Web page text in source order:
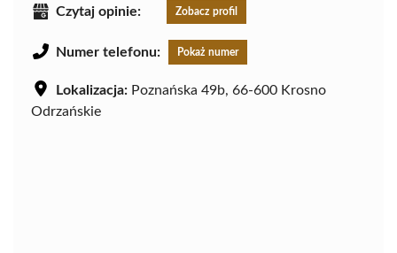
Czytaj opinie: Zobacz profil
Numer telefonu: Pokaż numer
Lokalizacja: Poznańska 49b, 66-600 Krosno
Odrzańskie